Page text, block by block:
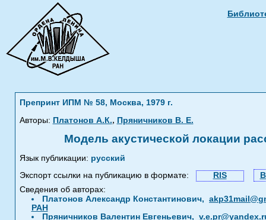
Препринт ИПМ № 58, Москва, 1979 г.
Авторы: Платонов А.К., Пряничников В. Е.
Модель акустической локации
Язык публикации: русский
Экспорт ссылки на публикацию в формате:
RIS
Сведения об авторах:
Платонов Александр Константинович,
РАН
Пряничников Валентин Евгеньевич,